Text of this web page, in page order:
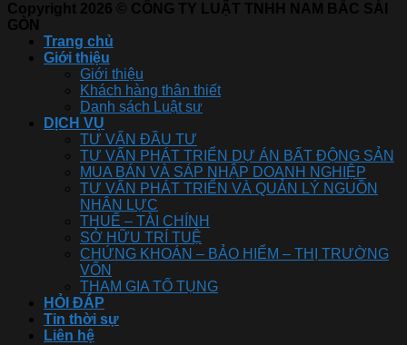
Copyright 2026 © CÔNG TY LUẬT TNHH NAM BẮC SÀI
GÒN
Trang chủ
Giới thiệu
Giới thiệu
Khách hàng thân thiết
Danh sách Luật sư
DỊCH VỤ
TƯ VẤN ĐẦU TƯ
TƯ VẤN PHÁT TRIỂN DỰ ÁN BẤT ĐỘNG SẢN
MUA BÁN VÀ SÁP NHẬP DOANH NGHIỆP
TƯ VẤN PHÁT TRIỂN VÀ QUẢN LÝ NGUỒN
NHÂN LỰC
THUẾ – TÀI CHÍNH
SỞ HỮU TRÍ TUỆ
CHỨNG KHOÁN – BẢO HIỂM – THỊ TRƯỜNG
VỐN
THAM GIA TỐ TỤNG
HỎI ĐÁP
Tin thời sự
Liên hệ